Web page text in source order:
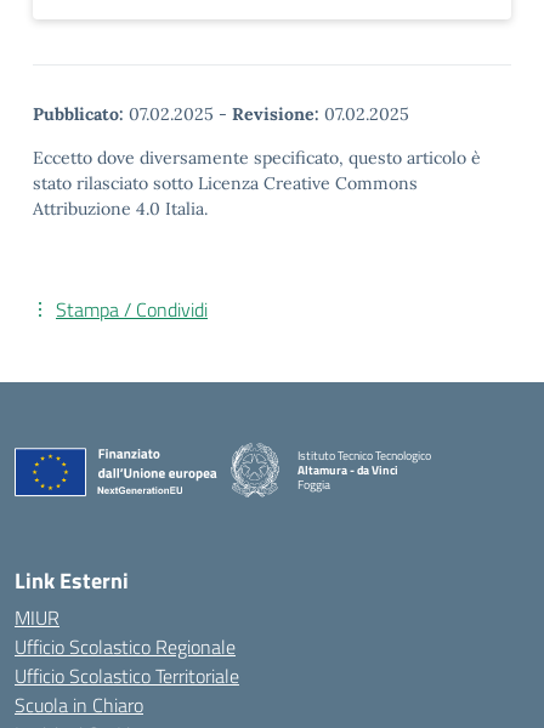
Pubblicato: 07.02.2025 - Revisione: 07.02.2025
Eccetto dove diversamente specificato, questo articolo è
stato rilasciato sotto Licenza Creative Commons
Attribuzione 4.0 Italia.
Stampa / Condividi
Istituto Tecnico Tecnologico
Altamura - da Vinci
Foggia
— Visita la pagina iniziale della scuola
Link Esterni
MIUR
Ufficio Scolastico Regionale
Ufficio Scolastico Territoriale
Scuola in Chiaro